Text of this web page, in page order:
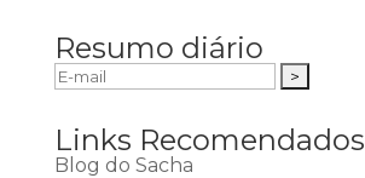
Resumo diário
Links Recomendados
Blog do Sacha